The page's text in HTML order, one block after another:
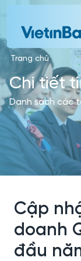
Trang chủ
Chi tiết
Danh sách các
Cập
doanh
đầu